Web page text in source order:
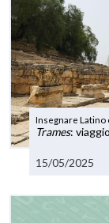
Trames:
15/05/2025